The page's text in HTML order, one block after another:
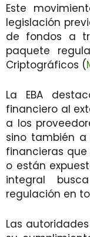
Este
legislación
de fondos a
paquete
Criptográficos (
La EBA
financiero al
a los
sino también
financieras que
o están
integral
regulación en
Las